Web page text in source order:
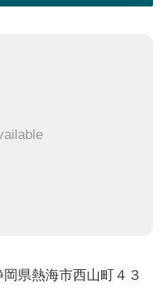
県熱海市西山町４３